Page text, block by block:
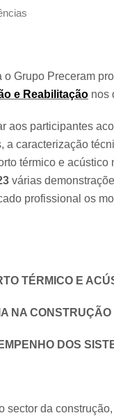
Grupo Preceram
e Reabilitação nos
aos participantes
a caracterização
térmico e
várias
profissional os
TÉRMICO E
NA
DOS
sector da